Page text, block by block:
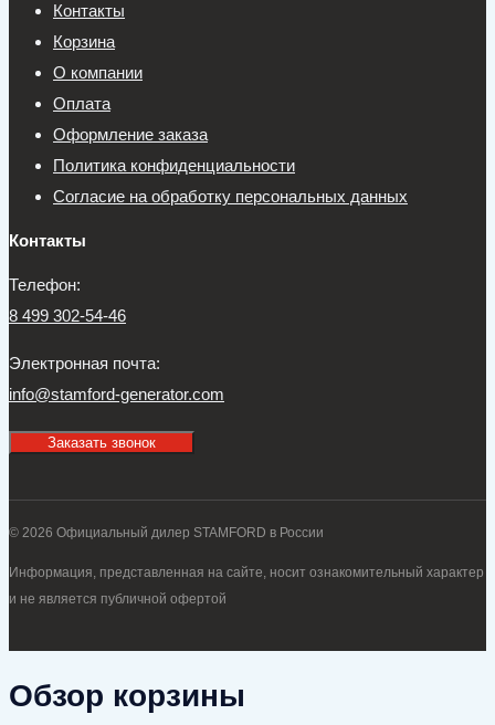
Контакты
Корзина
О компании
Оплата
Оформление заказа
Политика конфиденциальности
Согласие на обработку персональных данных
Контакты
Телефон:
8 499 302-54-46
Электронная почта:
info@stamford-generator.com
Заказать звонок
© 2026 Официальный дилер STAMFORD в России
Информация, представленная на сайте, носит ознакомительный характер
и не является публичной офертой
Обзор корзины